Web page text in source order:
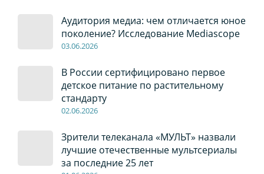
Аудитория медиа: чем отличается юное
поколение? Исследование Mediascope
03.06.2026
В России сертифицировано первое
детское питание по растительному
стандарту
02.06.2026
Зрители телеканала «МУЛЬТ» назвали
лучшие отечественные мультсериалы
за последние 25 лет